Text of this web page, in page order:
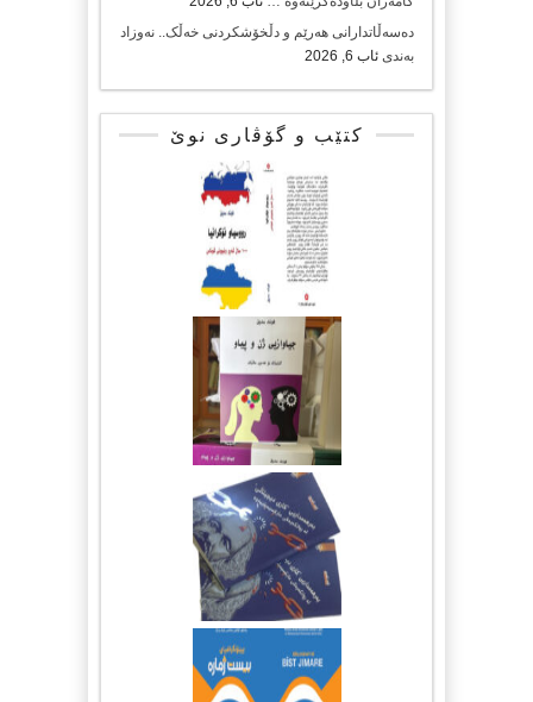
دەسەڵاتدارانی هەرێم و دڵخۆشکردنی خەڵک.. نەوزاد
بەندی ئاب 6, 2026
کتێب و گۆڤاری نوێ